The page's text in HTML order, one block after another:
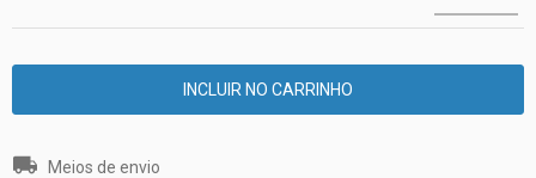
Entregas para o CEP:
Meios de envio